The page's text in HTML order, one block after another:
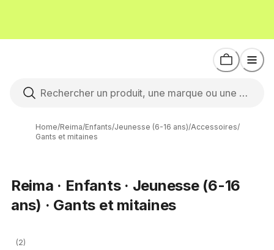
Home/Reima/Enfants/Jeunesse (6-16 ans)/Accessoires/
Gants et mitaines
Reima · Enfants · Jeunesse (6-16
ans) · Gants et mitaines
(2)